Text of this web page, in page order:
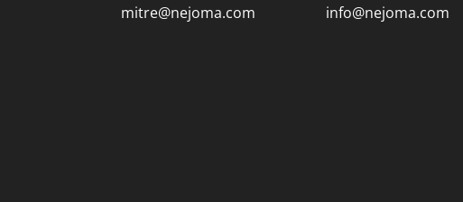
mitre@nejoma.com
info@nejoma.com